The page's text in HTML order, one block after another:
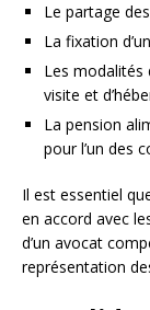
Le partage
La fixation
Les modalités
visite et
La pension
pour l’un des
Il est essentiel
en accord avec
d’un avocat
représentation